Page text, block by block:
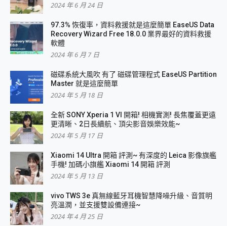
2024 年 6 月 24 日
97.3% 恢復率，資料救援就是這麼簡單 EaseUS Data
Recovery Wizard Free 18.0.0 業界最好的資料救援
軟體
2024 年 6 月 7 日
磁碟系統大風吹 有了 磁碟管理程式 EaseUS Partition
Master 就是這麼簡單
2024 年 5 月 18 日
全新 SONY Xperia 1 VI 開箱! 相機實測! 長焦覆蓋更遠
更清晰、2日長續航、頂尖影音娛樂效能~
2024 年 5 月 17 日
Xiaomi 14 Ultra 開箱 評測~ 有深度的 Leica 影像旗艦
手機! 加碼小旗艦 Xiaomi 14 開箱 評測
2024 年 5 月 13 日
vivo TWS 3e 真無線藍牙耳機智慧降噪升級、音質明
亮溫潤，並支援雙設備連接~
2024 年 4 月 25 日